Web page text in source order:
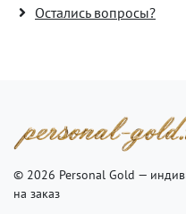
Остались вопросы?
© 2026 Personal Gold —
на заказ